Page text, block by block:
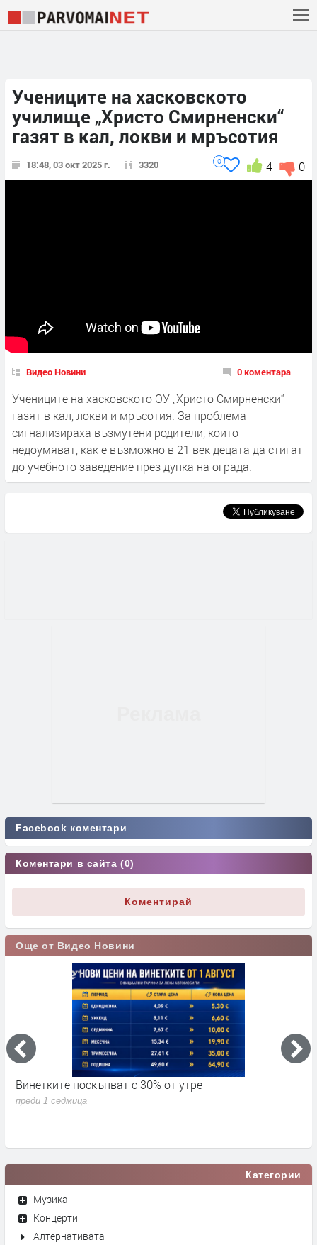
Учениците на хасковското
училище „Христо Смирненски“
газят в кал, локви и мръсотия
18:48, 03 окт 2025 г. 3320 0
4
0
Видео Новини 0 коментара
Учениците на хасковското ОУ „Христо Смирненски“
газят в кал, локви и мръсотия. За проблема
сигнализираха възмутени родители, които
недоумяват, как е възможно в 21 век децата да стигат
до учебното заведение през дупка на ограда.
Facebook коментари
Коментари в сайта (0)
Коментирай
Още от Видео Новини
Винетките поскъпват с 30% от утре
преди 1 седмица
Категории
Музика
Концерти
Алтернативата